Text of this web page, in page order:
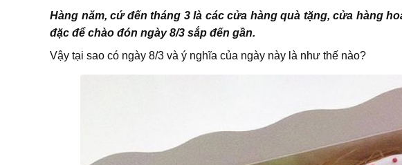
Hàng năm, cứ đến tháng 3 là các cửa hàng quà tặng, cửa hàng
đặc để chào đón ngày 8/3 sắp đến gần.
Vậy tại sao có ngày 8/3 và ý nghĩa của ngày này là như thế nào?